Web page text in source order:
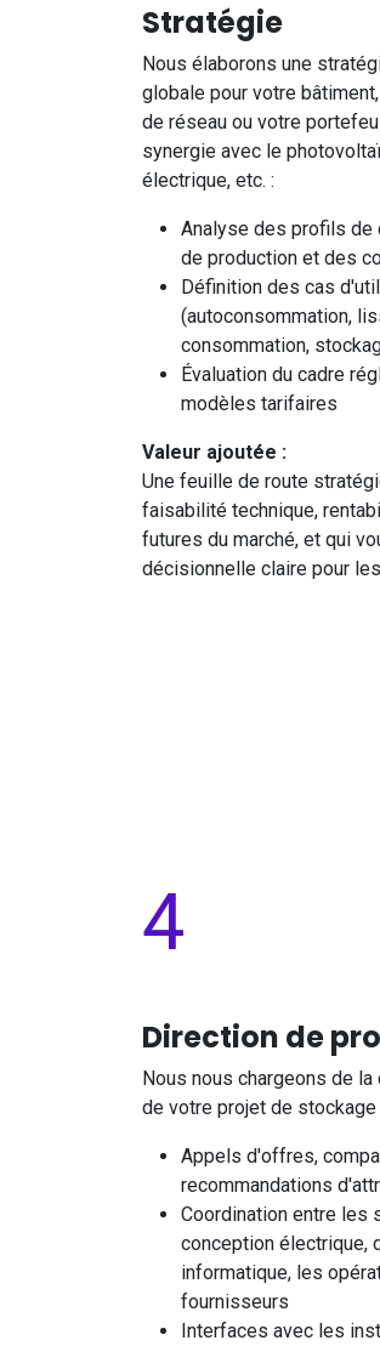
Stratégie
Nous élaborons une
globale pour votre
de réseau ou votre
synergie avec le
électrique, etc. :
Analyse des profils de
de production et des
Définition des cas
(autoconsommation,
consommation,
Évaluation du cadre
modèles tarifaires
Valeur ajoutée :
Une feuille de route
faisabilité technique,
futures du marché, et qui
décisionnelle claire pour
4​
Direction de
Nous nous chargeons de
de votre projet de stockage
Appels d'offres,
recommandations
Coordination entre les
conception électrique,
informatique, les
fournisseurs
Interfaces avec les